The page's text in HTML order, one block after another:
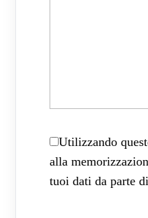
Utilizzando
alla
tuoi dati da parte